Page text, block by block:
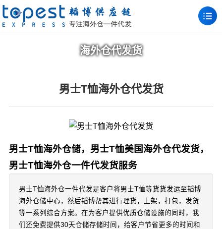
海外仓代发货
男士T恤海外仓代发货
男士T恤海外仓储，男士T恤美国海外仓代发货，
男士T恤海外仓一件代发货服务
男士T恤海外仓一件代发是客户将男士T恤等货货发运至韬博
海外仓储中心，然后韬博帮其进行理货，上架，打包，发货
等一系列综合方案。在为客户提供优质仓储设施的同时，我
们还免费提供30天仓储存储时间，给客户节省更多的时间和